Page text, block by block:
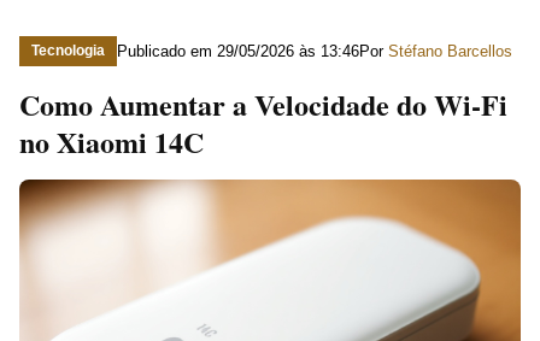
Tecnologia Publicado em 29/05/2026 às 13:46Por Stéfano Barcellos
Como Aumentar a Velocidade do Wi‑Fi
no Xiaomi 14C